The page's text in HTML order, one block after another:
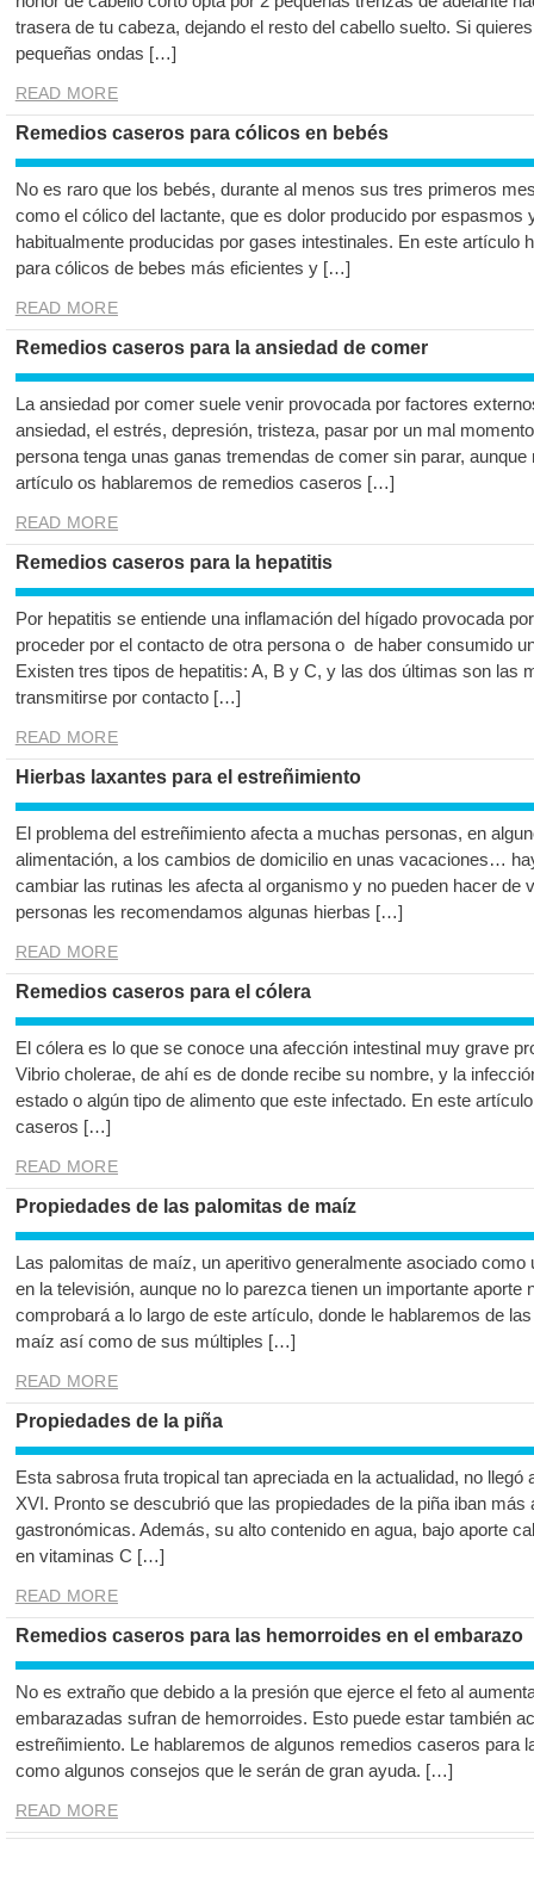
trasera de tu cabeza, dejando el resto del cabello suelto. Si
pequeñas ondas […]
READ MORE
Remedios caseros para cólicos en bebés
No es raro que los bebés, durante al menos sus tres primeros
como el cólico del lactante, que es dolor producido por espasmos
habitualmente producidas por gases intestinales. En este artículo
para cólicos de bebes más eficientes y […]
READ MORE
Remedios caseros para la ansiedad de comer
La ansiedad por comer suele venir provocada por factores
ansiedad, el estrés, depresión, tristeza, pasar por un mal
persona tenga unas ganas tremendas de comer sin parar,
artículo os hablaremos de remedios caseros […]
READ MORE
Remedios caseros para la hepatitis
Por hepatitis se entiende una inflamación del hígado provocada
proceder por el contacto de otra persona o de haber consumido
Existen tres tipos de hepatitis: A, B y C, y las dos últimas son las
transmitirse por contacto […]
READ MORE
Hierbas laxantes para el estreñimiento
El problema del estreñimiento afecta a muchas personas, en
alimentación, a los cambios de domicilio en unas vacaciones…
cambiar las rutinas les afecta al organismo y no pueden hacer de
personas les recomendamos algunas hierbas […]
READ MORE
Remedios caseros para el cólera
El cólera es lo que se conoce una afección intestinal muy grave
Vibrio cholerae, de ahí es de donde recibe su nombre, y la
estado o algún tipo de alimento que este infectado. En este
caseros […]
READ MORE
Propiedades de las palomitas de maíz
Las palomitas de maíz, un aperitivo generalmente asociado
en la televisión, aunque no lo parezca tienen un importante aporte
comprobará a lo largo de este artículo, donde le hablaremos de
maíz así como de sus múltiples […]
READ MORE
Propiedades de la piña
Esta sabrosa fruta tropical tan apreciada en la actualidad, no llegó
XVI. Pronto se descubrió que las propiedades de la piña iban
gastronómicas. Además, su alto contenido en agua, bajo aporte
en vitaminas C […]
READ MORE
Remedios caseros para las hemorroides en el embarazo
No es extraño que debido a la presión que ejerce el feto al
embarazadas sufran de hemorroides. Esto puede estar también
estreñimiento. Le hablaremos de algunos remedios caseros para
como algunos consejos que le serán de gran ayuda. […]
READ MORE